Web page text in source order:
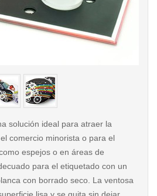
solución ideal para atraer la
comercio minorista o para el
espejos o en áreas de
para el etiquetado con un
con borrado seco. La ventosa